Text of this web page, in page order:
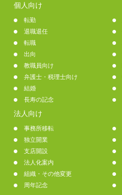
個人向け
転勤
退職退任
転職
出向
教職員向け
弁護士・税理士向け
結婚
長寿の記念
法人向け
事務所移転
独立開業
支店開設
法人化案内
組織・その他変更
周年記念